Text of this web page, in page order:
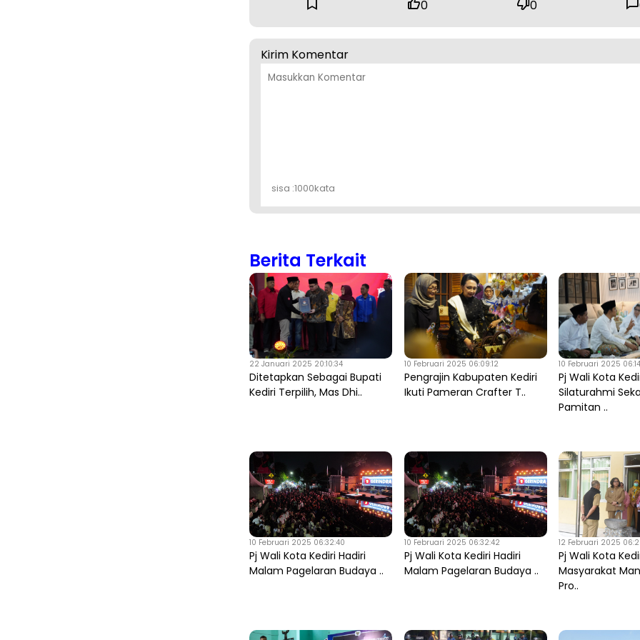
0 0
Kirim Komentar
sisa :1000kata
Berita Terkait
22 Januari 2025 20:10:34
Ditetapkan Sebagai Bupati
Kediri Terpilih, Mas Dhi..
10 Februari 2025 06:09:12
Pengrajin Kabupaten Kediri
Ikuti Pameran Crafter T..
10 Februari 2025
Pj Wali Kota
Silaturahmi
Pamitan ..
10 Februari 2025 06:32:40
Pj Wali Kota Kediri Hadiri
Malam Pagelaran Budaya ..
10 Februari 2025 06:32:42
Pj Wali Kota Kediri Hadiri
Malam Pagelaran Budaya ..
12 Februari 2025
Pj Wali Kota
Masyarakat
Pro..